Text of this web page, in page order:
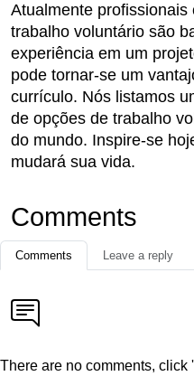
Atualmente
trabalho voluntário são
experiência em um
pode tornar-se um
currículo. Nós listamos
de opções de trabalho
do mundo. Inspire-se
mudará sua vida.
Comments
Comments Leave a reply
There are no comments,